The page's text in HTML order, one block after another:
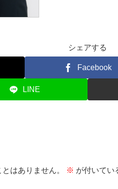
シェアする
Facebook
LINE
はありません。 ※ が付いてい